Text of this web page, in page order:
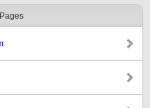
Pages